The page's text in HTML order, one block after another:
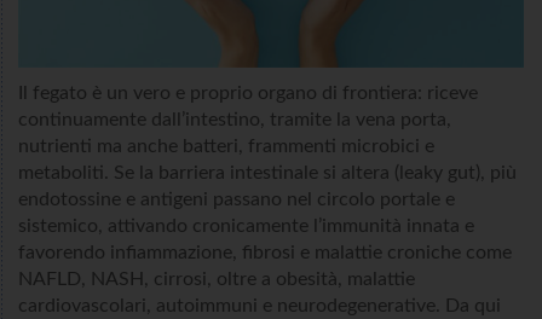
Il fegato è un vero e proprio organo di frontiera: riceve
continuamente dall’intestino, tramite la vena porta,
nutrienti ma anche batteri, frammenti microbici e
metaboliti. Se la barriera intestinale si altera (leaky gut), più
endotossine e antigeni passano nel circolo portale e
sistemico, attivando cronicamente l’immunità innata e
favorendo infiammazione, fibrosi e malattie croniche come
NAFLD, NASH, cirrosi, oltre a obesità, malattie
cardiovascolari, autoimmuni e neurodegenerative. Da qui